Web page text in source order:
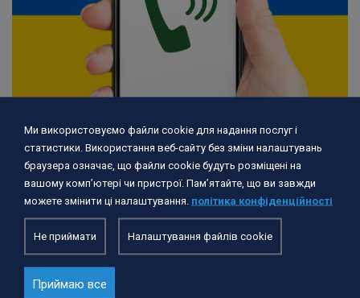
Зміна графіку роботи Поморської контактної лінії
Ми використовуємо файли cookie для надання послуг і
статистики. Використання веб-сайту без зміни налаштувань
браузера означає, що файли cookie будуть розміщені на
вашому комп’ютері чи пристрої. Пам’ятайте, що ви завжди
можете змінити ці налаштування. політика конфіденційності
Не приймати Налаштування файлів cookie
Приймаю все